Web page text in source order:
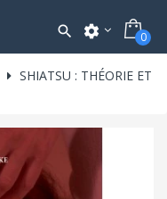
 settings 0
SHIATSU : THÉORIE ET